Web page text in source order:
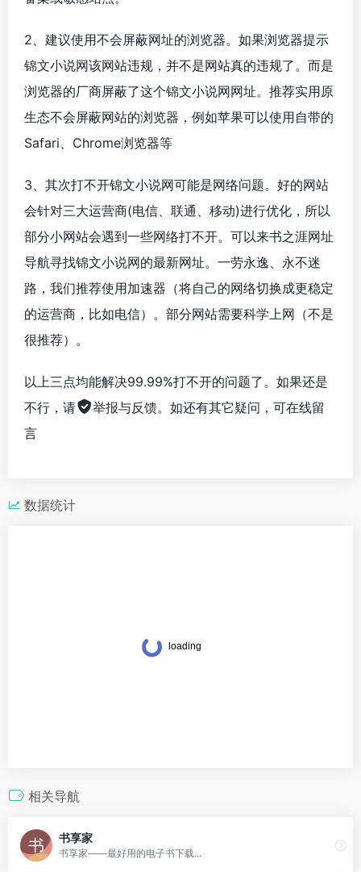
2、建议使用不会屏蔽网址的浏览器。如果浏览器提示
锦文小说网该网站违规，并不是网站真的违规了。而是
浏览器的厂商屏蔽了这个锦文小说网网址。推荐实用原
生态不会屏蔽网站的浏览器，例如苹果可以使用自带的
Safari、Chrome浏览器等
3、其次打不开锦文小说网可能是网络问题。好的网站
会针对三大运营商(电信、联通、移动)进行优化，所以
部分小网站会遇到一些网络打不开。可以来书之涯网址
导航寻找锦文小说网的最新网址。一劳永逸、永不迷
路，我们推荐使用加速器（将自己的网络切换成更稳定
的运营商，比如电信）。部分网站需要科学上网（不是
很推荐）。
以上三点均能解决99.99%打不开的问题了。如果还是
不行，请
举报与反馈。如还有其它疑问，可在线留
言
数据统计
相关导航
书享家
书享家——最好用的电子书下载...